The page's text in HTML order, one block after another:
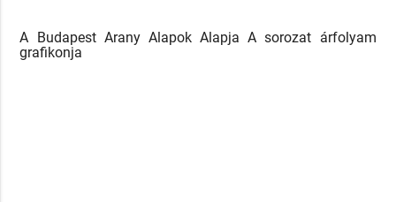
A Budapest Arany Alapok Alapja A sorozat árfolyam
grafikonja